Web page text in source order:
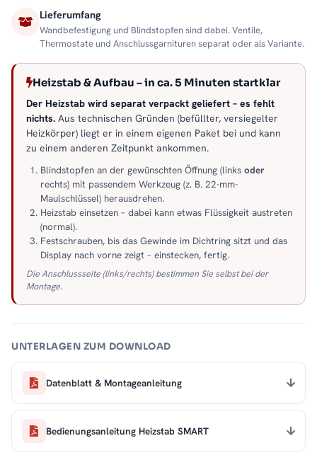
Lieferumfang
Wandbefestigung und Blindstopfen sind dabei. Ventile,
Thermostate und Anschlussgarnituren separat oder als Variante.
Heizstab & Aufbau – in ca. 5 Minuten startklar
Der Heizstab wird separat verpackt geliefert – es fehlt
nichts. Aus technischen Gründen (befüllter, versiegelter
Heizkörper) liegt er in einem eigenen Paket bei und kann
zu einem anderen Zeitpunkt ankommen.
Blindstopfen an der gewünschten Öffnung (links oder
rechts) mit passendem Werkzeug (z. B. 22-mm-
Maulschlüssel) herausdrehen.
Heizstab einsetzen – dabei kann etwas Flüssigkeit austreten
(normal).
Festschrauben, bis das Gewinde im Dichtring sitzt und das
Display nach vorne zeigt – einstecken, fertig.
Die Anschlussseite (links/rechts) bestimmen Sie selbst bei der
Montage.
UNTERLAGEN ZUM DOWNLOAD
Datenblatt & Montageanleitung
Bedienungsanleitung Heizstab SMART